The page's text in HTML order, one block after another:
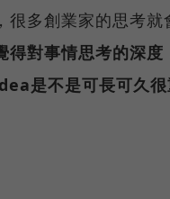
很多創業家的思考就
得對事情思考的深度
是不是可長可久很